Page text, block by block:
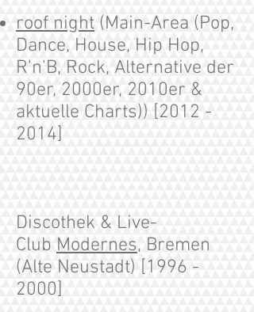
roof night (Main-Area (Pop,
Dance, House, Hip Hop,
R'n'B, Rock, Alternative der
90er, 2000er, 2010er &
aktuelle Charts)) [2012 -
2014]
Discothek & Live-
Club Modernes, Bremen
(Alte Neustadt) [1996 -
2000]